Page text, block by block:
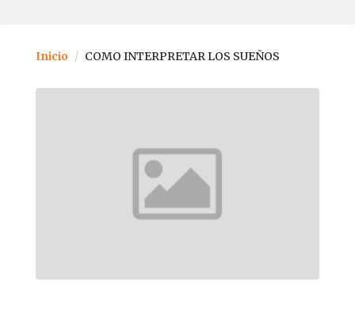
Inicio COMO INTERPRETAR LOS SUEÑOS